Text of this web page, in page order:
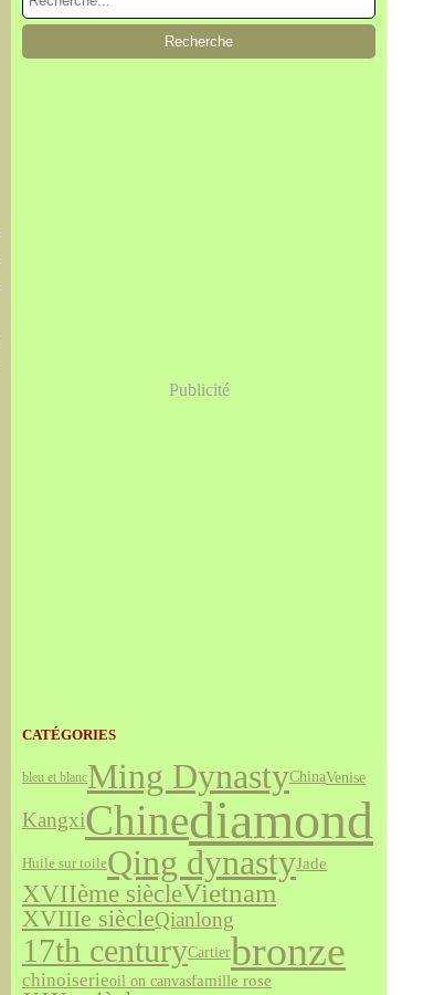
Publicité
CATÉGORIES
bleu et blancMing DynastyChinaVenise
KangxiChinediamond
Huile sur toileQing dynastyJade
XVIIème siècleVietnam
XVIIIe siècleQianlong
17th centuryCartierbronze
chinoiserieoil on canvasfamille rose